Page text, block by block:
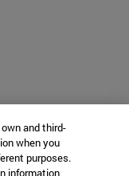
and third-
when you
purposes.
information